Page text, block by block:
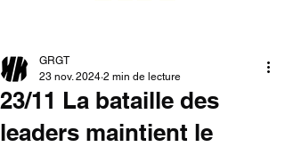
23/11 La bataille des
leaders maintient le
GRGT
23 nov. 2024 2 min de lecture